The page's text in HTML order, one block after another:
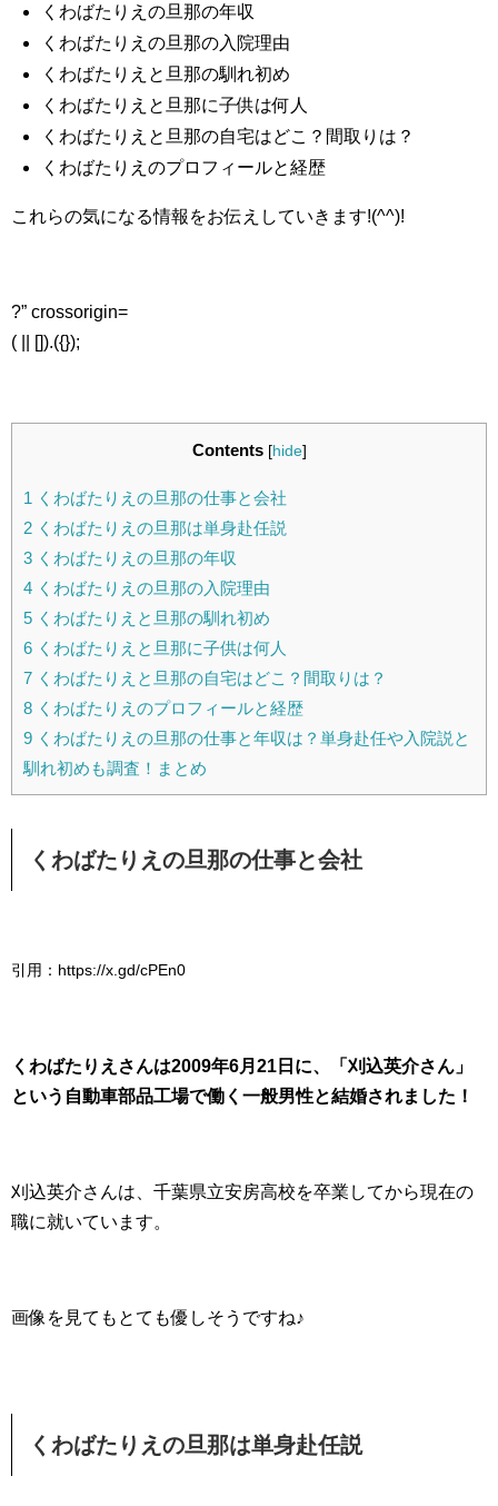
くわばたりえの旦那の年収
くわばたりえの旦那の入院理由
くわばたりえと旦那の馴れ初め
くわばたりえと旦那に子供は何人
くわばたりえと旦那の自宅はどこ？間取りは？
くわばたりえのプロフィールと経歴
これらの気になる情報をお伝えしていきます!(^^)!
?” crossorigin=
( || []).({});
Contents [hide]
1 くわばたりえの旦那の仕事と会社
2 くわばたりえの旦那は単身赴任説
3 くわばたりえの旦那の年収
4 くわばたりえの旦那の入院理由
5 くわばたりえと旦那の馴れ初め
6 くわばたりえと旦那に子供は何人
7 くわばたりえと旦那の自宅はどこ？間取りは？
8 くわばたりえのプロフィールと経歴
9 くわばたりえの旦那の仕事と年収は？単身赴任や入院説と
馴れ初めも調査！まとめ
くわばたりえの旦那の仕事と会社
引用：https://x.gd/cPEn0
くわばたりえさんは2009年6月21日に、「刈込英介さん」
という自動車部品工場で働く一般男性と結婚されました！
刈込英介さんは、千葉県立安房高校を卒業してから現在の
職に就いています。
画像を見てもとても優しそうですね♪
くわばたりえの旦那は単身赴任説